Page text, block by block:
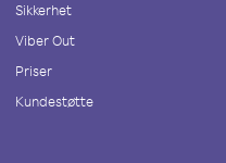
Sikkerhet
Viber Out
Priser
Kundestøtte